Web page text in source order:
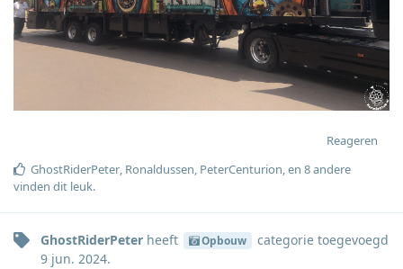
Reageren
GhostRiderPeter, Ronaldussen, PeterCenturion, en 8andere
vinden dit leuk.
GhostRiderPeter heeft Opbouw categorietoegevoegd
9 jun. 2024.